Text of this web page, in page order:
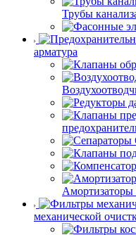
Трубы
арматура
Амортизаторы
механической